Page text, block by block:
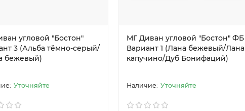
угловой "Бостон"
3 (Альба тёмно-серый/
бежевый)
Уточняйте
МГ Диван угловой "Бостон" ФБ
Вариант 1 (Лана бежевый/Лана
капучино/Дуб Бонифаций)
Уточняйте